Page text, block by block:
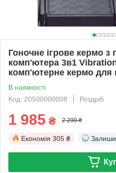
Гоночне ігрове кермо
комп'ютера 3в1
комп'ютерне кермо для
В наявності
Код: 20500000008
Роздріб
1 985 ₴ 2 290 ₴
Економія 305 ₴